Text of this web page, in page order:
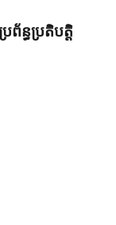
ធប្រតិបត្តិ